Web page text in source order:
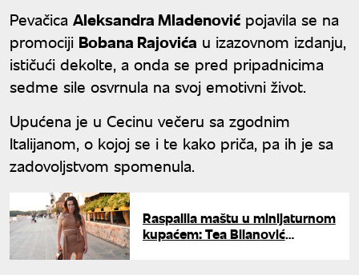
Pevačica Aleksandra Mladenović pojavila se na
promociji Bobana Rajovića u izazovnom izdanju,
ističući dekolte, a onda se pred pripadnicima
sedme sile osvrnula na svoj emotivni život.
Upućena je u Cecinu večeru sa zgodnim
Italijanom, o kojoj se i te kako priča, pa ih je sa
zadovoljstvom spomenula.
Raspalila maštu u minijaturnom
kupaćem: Tea Bilanović